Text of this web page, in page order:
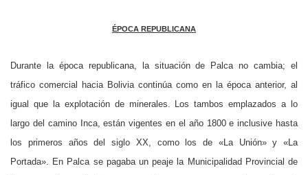
ÉPOCA REPUBLICANA
Durante la época republicana, la situación de Palca no cambia; el
tráfico comercial hacia Bolivia continúa como en la época anterior, al
igual que la explotación de minerales. Los tambos emplazados a lo
largo del camino Inca, están vigentes en el año 1800 e inclusive hasta
los primeros años del siglo XX, como los de «La Unión» y «La
Portada». En Palca se pagaba un peaje la Municipalidad Provincial de